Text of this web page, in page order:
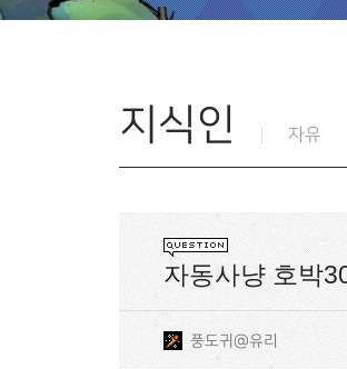
지식인 자유
자동사냥 호박
풍도귀@유리